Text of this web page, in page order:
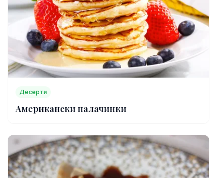
Десерти
Американски палачинки